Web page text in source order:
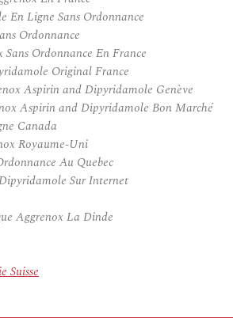
Ligne Sans Ordonnance
Ordonnance
Ordonnance En France
Original France
Aspirin and Dipyridamole Genève
Aspirin and Dipyridamole Bon Marché
Canada
Royaume-Uni
Au Quebec
Sur Internet
Aggrenox La Dinde
Suisse